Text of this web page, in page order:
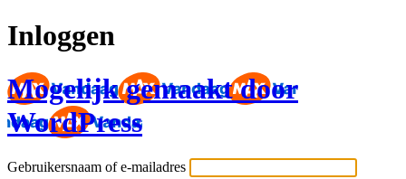
Inloggen
Mogelijk gemaakt door
WordPress
Gebruikersnaam of e-mailadres